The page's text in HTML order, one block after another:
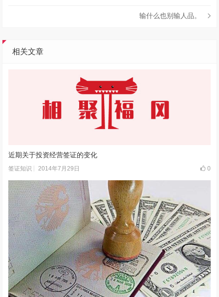
输什么也别输人品。
相关文章
近期关于投资经营签证的变化
签证知识 2014年7月29日 0